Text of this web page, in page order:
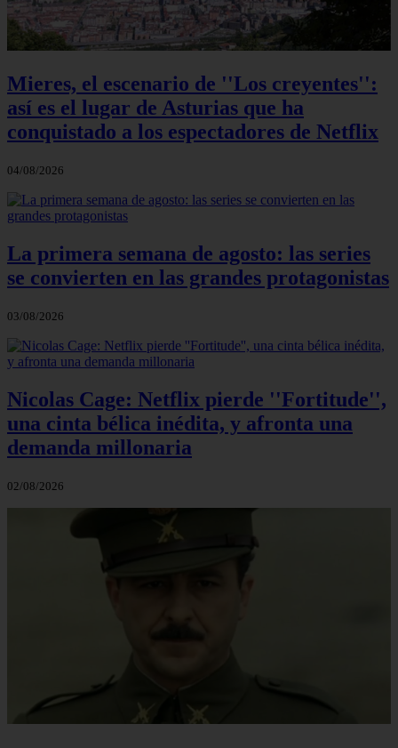
Mieres, el escenario de ''Los creyentes'':
así es el lugar de Asturias que ha
conquistado a los espectadores de Netflix
04/08/2026
La primera semana de agosto: las series
se convierten en las grandes protagonistas
03/08/2026
Nicolas Cage: Netflix pierde ''Fortitude'',
una cinta bélica inédita, y afronta una
demanda millonaria
02/08/2026